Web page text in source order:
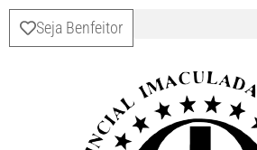
Seja Benfeitor